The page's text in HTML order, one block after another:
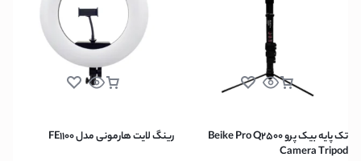
تک پایه بیک پرو Beike Pro Q2500
Camera Tripod
رینگ لایت هارمونی مدل FE1100